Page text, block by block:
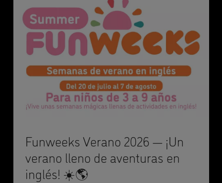
Funweeks Verano 2026 — ¡Un
verano lleno de aventuras en
inglés! ☀️🌎